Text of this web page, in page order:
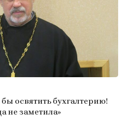
освятить бухгалтерию!
не заметила»